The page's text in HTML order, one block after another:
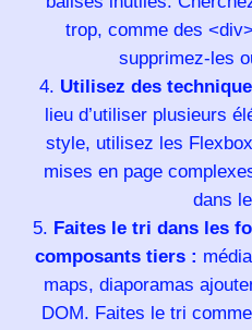
trop, comme des
supprimez-les
Utilisez des
lieu d’utiliser plusieurs
style, utilisez les
mises en page
dans
Faites le tri dans les
composants tiers :
maps, diaporamas
DOM. Faites le tri